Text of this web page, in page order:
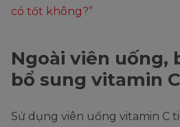
có tốt không?”
Ngoài viên uống,
bổ sung vitamin
Sử dụng viên uống vitamin C